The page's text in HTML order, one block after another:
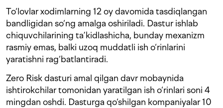
To‘lovlar xodimlarning 12 oy davomida tasdiqlangan
bandligidan so‘ng amalga oshiriladi. Dastur ishlab
chiquvchilarining ta’kidlashicha, bunday mexanizm
rasmiy emas, balki uzoq muddatli ish o‘rinlarini
yaratishni rag‘batlantiradi.
Zero Risk dasturi amal qilgan davr mobaynida
ishtirokchilar tomonidan yaratilgan ish o‘rinlari soni 4
mingdan oshdi. Dasturga qo‘shilgan kompaniyalar 10